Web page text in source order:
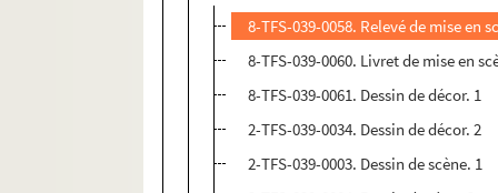
8-TFS-039-0058. Relevé de mise en
8-TFS-039-0060. Livret de mise en
8-TFS-039-0061. Dessin de décor. 1
2-TFS-039-0034. Dessin de décor. 2
2-TFS-039-0003. Dessin de scène. 1